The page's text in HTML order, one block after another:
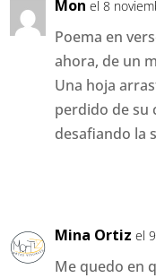
Mon el 8
Poema en
ahora, de un
Una hoja
perdido de su
desafiando la
Mina Ortiz el
Me quedo en